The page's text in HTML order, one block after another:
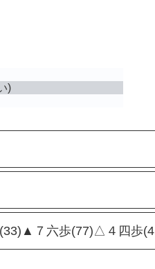
)
７六歩(77)△４四歩(4